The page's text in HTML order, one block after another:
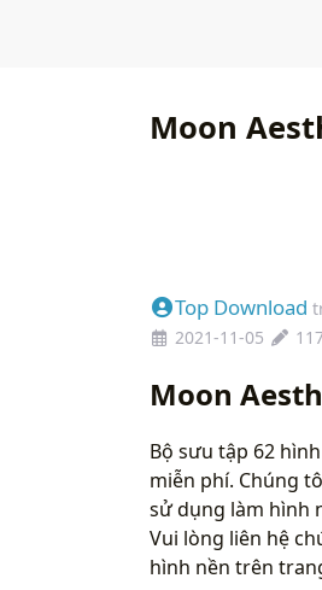
Moon
Top Download
2021-11-05
Moon
Bộ sưu tập 62
miễn phí. Chúng
sử dụng làm hình
Vui lòng liên hệ
hình nền trên